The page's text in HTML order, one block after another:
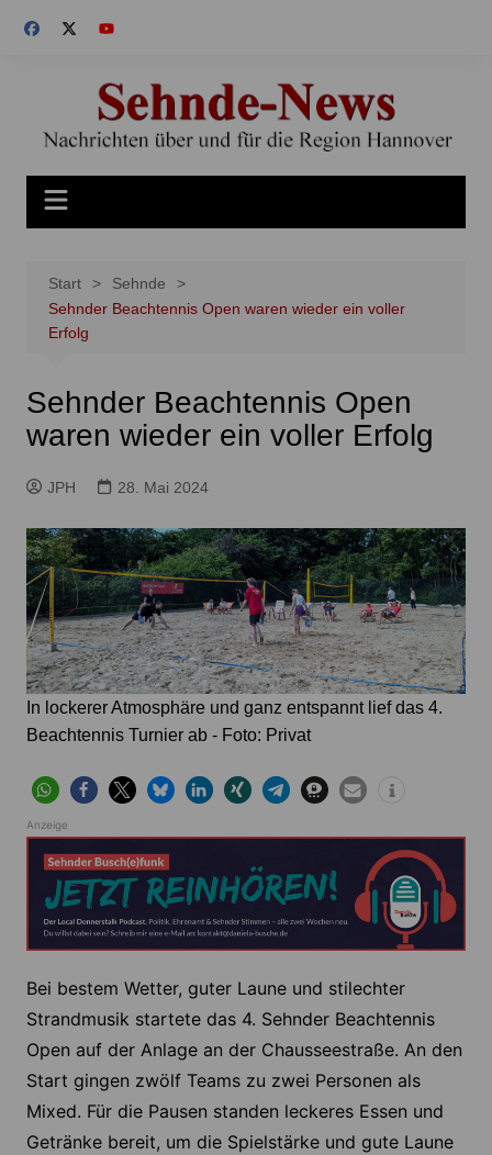
Inhalt
Start
Sehnde
Sehnder Beachtennis Open waren wieder ein voller
Erfolg
Sehnder Beachtennis Open
waren wieder ein voller Erfolg
JPH 28. Mai 2024
In lockerer Atmosphäre und ganz entspannt lief das 4.
Beachtennis Turnier ab - Foto: Privat
Anzeige
Bei bestem Wetter, guter Laune und stilechter
Strandmusik startete das 4. Sehnder Beachtennis
Open auf der Anlage an der Chausseestraße. An den
Start gingen zwölf Teams zu zwei Personen als
Mixed. Für die Pausen standen leckeres Essen und
Getränke bereit, um die Spielstärke und gute Laune